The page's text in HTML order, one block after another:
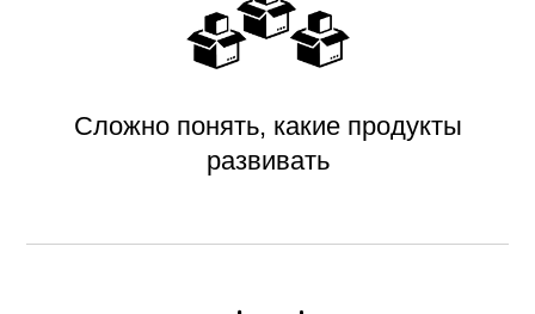
Сложно понять, какие продукты
развивать